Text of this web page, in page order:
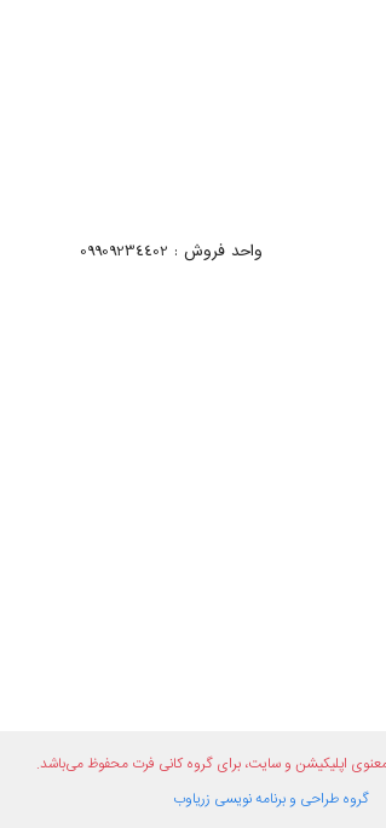
واحد فروش : 09909234402
اپلیکیشن و سایت، برای گروه کانی فرت محفوظ می‌باشد.
گروه طراحی و برنامه نویسی زریاوب